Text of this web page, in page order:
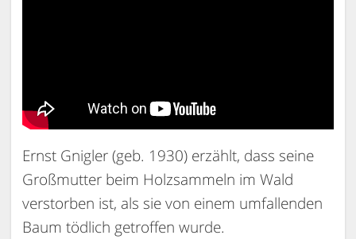
Ernst Gnigler (geb. 1930) erzählt, dass seine
Großmutter beim Holzsammeln im Wald
verstorben ist, als sie von einem umfallenden
Baum tödlich getroffen wurde.